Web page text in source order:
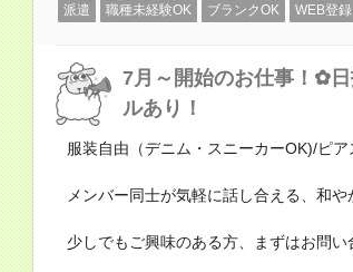
派遣 職種未経験OK ブランクOK WEB登
7月～開始のお仕事！✿
ルあり！
服装自由（デニム・スニーカーOK)/ピ
メンバー同士が気軽に話し合える、和
少しでもご興味のある方、まずはお問い